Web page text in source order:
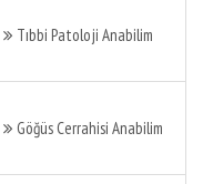
Tıbbi Patoloji Anabilim
Göğüs Cerrahisi Anabilim